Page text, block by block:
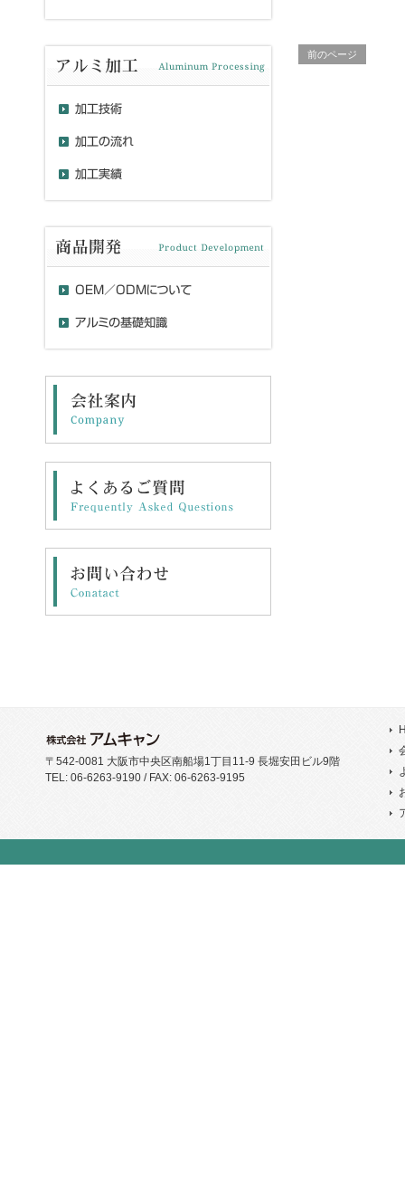
前のページ
〒542-0081 大阪市中央区南船場1丁目11-9 長堀安田ビル9階
TEL: 06-6263-9190 / FAX: 06-6263-9195